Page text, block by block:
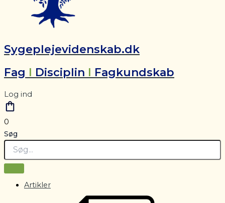
Sygeplejevidenskab.dk
Fag I Disciplin I Fagkundskab
Log ind
0
Søg
Artikler